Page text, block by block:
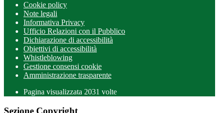
Cookie policy
Note legali
Informativa Privacy
Ufficio Relazioni con il Pubblico
Dichiarazione di accessibilità
Obiettivi di accessibilità
Whistleblowing
Gestione consensi cookie
Amministrazione trasparente
Pagina visualizzata 2031 volte
Sezione Copyright